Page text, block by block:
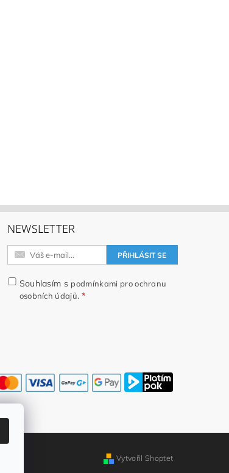
NEWSLETTER
Souhlasím s podmínkami pro ochranu
osobních údajů.
Vytvořil Shoptet